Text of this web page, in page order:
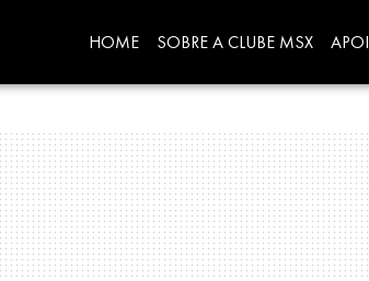
HOME SOBRE A CLUBE MSX